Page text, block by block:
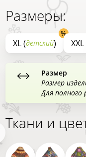
Размеры:
XL (детский) XXL
Размер
Размер
Для полного
Ткани и